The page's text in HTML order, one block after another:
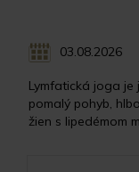
03.08.2026
Lymfatická joga je
pomalý pohyb,
žien s lipedémom